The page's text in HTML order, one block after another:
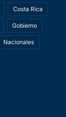
Costa Rica
Gobierno
Nacionales